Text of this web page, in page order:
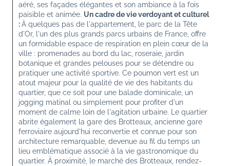
aéré, ses façades élégantes et son ambiance à la fois
paisible et animée. Un cadre de vie verdoyant et culturel
: À quelques pas de l'appartement, le parc de la Tête
d'Or, l'un des plus grands parcs urbains de France, offre
un formidable espace de respiration en plein cœur de la
ville : promenades au bord du lac, roseraie, jardin
botanique et grandes pelouses pour se détendre ou
pratiquer une activité sportive. Ce poumon vert est un
atout majeur pour la qualité de vie des habitants du
quartier, que ce soit pour une balade dominicale, un
jogging matinal ou simplement pour profiter d'un
moment de calme loin de l'agitation urbaine. Le quartier
abrite également la gare des Brotteaux, ancienne gare
ferroviaire aujourd'hui reconvertie et connue pour son
architecture remarquable, devenue au fil du temps un
lieu emblématique associé à la vie gastronomique du
quartier. À proximité, le marché des Brotteaux, rendez-